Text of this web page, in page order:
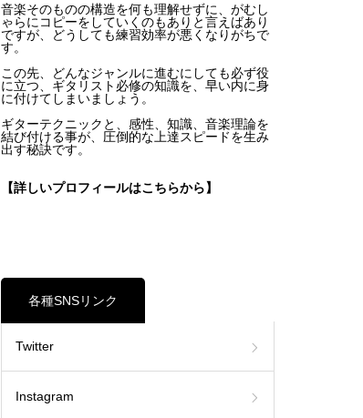
音楽そのものの構造を何も理解せずに、がむし
ゃらにコピーをしていくのもありと言えばあり
ですが、どうしても練習効率が悪くなりがちで
す。
この先、どんなジャンルに進むにしても必ず役
に立つ、ギタリスト必修の知識を、早い内に身
に付けてしまいましょう。
ギターテクニックと、感性、知識、音楽理論を
結び付ける事が、圧倒的な上達スピードを生み
出す秘訣です。
【詳しいプロフィールはこちらから】
各種SNSリンク
Twitter
Instagram